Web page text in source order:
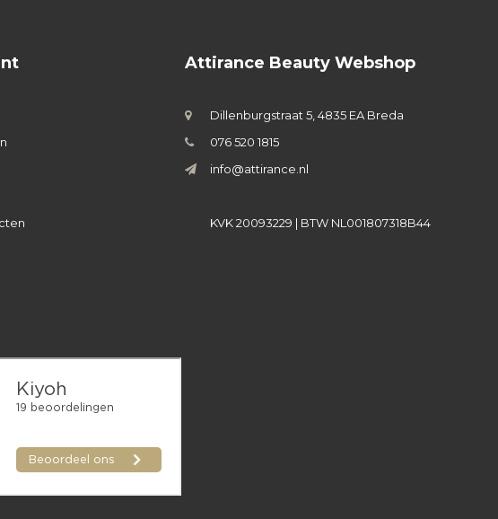
Attirance Beauty Webshop
Dillenburgstraat 5, 4835 EA Breda
076 520 1815
info@attirance.nl
KVK 20093229 | BTW NL001807318B44